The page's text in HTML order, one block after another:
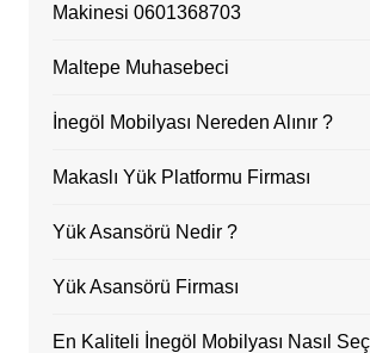
Makinesi 0601368703
Maltepe Muhasebeci
İnegöl Mobilyası Nereden Alınır ?
Makaslı Yük Platformu Firması
Yük Asansörü Nedir ?
Yük Asansörü Firması
En Kaliteli İnegöl Mobilyası Nasıl